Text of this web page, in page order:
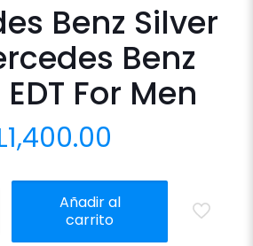
Benz Silver
Benz
For Men
1,400.00
Añadir al
carrito